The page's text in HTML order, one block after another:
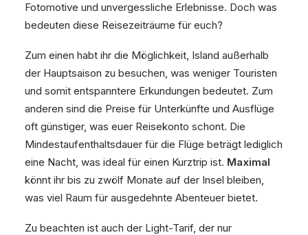
Fotomotive und unvergessliche Erlebnisse. Doch was
bedeuten diese Reisezeiträume für euch?
Zum einen habt ihr die Möglichkeit, Island außerhalb
der Hauptsaison zu besuchen, was weniger Touristen
und somit entspanntere Erkundungen bedeutet. Zum
anderen sind die Preise für Unterkünfte und Ausflüge
oft günstiger, was euer Reisekonto schont. Die
Mindestaufenthaltsdauer für die Flüge beträgt lediglich
eine Nacht, was ideal für einen Kurztrip ist. Maximal
könnt ihr bis zu zwölf Monate auf der Insel bleiben,
was viel Raum für ausgedehnte Abenteuer bietet.
Zu beachten ist auch der Light-Tarif, der nur